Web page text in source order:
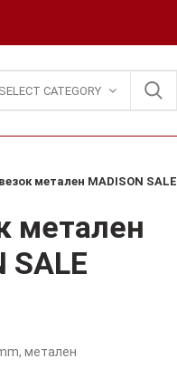
SELECT CATEGORY
метален MADISON SALE
метален
SALE
метален